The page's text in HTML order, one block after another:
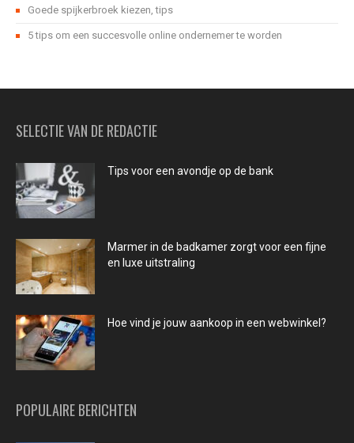
Goede spijkerbroek kiezen, tips
5 tips om een succesvolle online ondernemer te worden
SELECTIE VAN DE REDACTIE
Tips voor een avondje op de bank
Marmer in de badkamer zorgt voor een fijne
en luxe uitstraling
Hoe vind je jouw aankoop in een webwinkel?
POPULAIRE BERICHTEN